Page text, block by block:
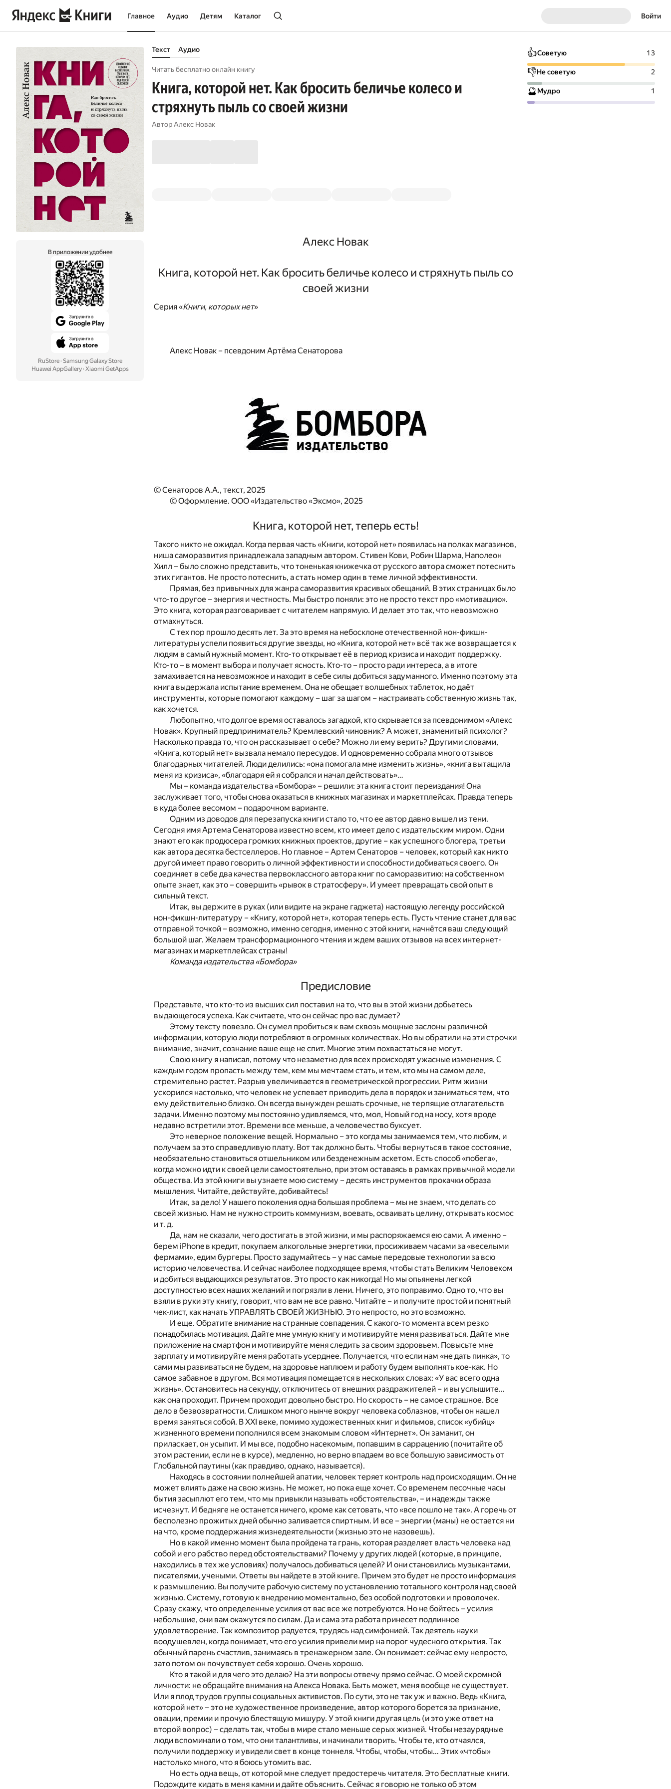
Главное Аудио Детям Каталог Войти
В приложении удобнее
RuStore· Samsung Galaxy Store
Huawei AppGallery· Xiaomi GetApps
Текст Аудио
Читать бесплатно онлайн книгу
Книга, которой нет. Как бросить беличье колесо и
стряхнуть пыль со своей жизни
АвторАлекс Новак
Алекс Новак
Книга, которой нет. Как бросить беличье колесо и стряхнуть пыль со
своей жизни
Серия «Книги, которых нет»
Алекс Новак – псевдоним Артёма Сенаторова
© Сенаторов А.А., текст, 2025
© Оформление. ООО «Издательство «Эксмо», 2025
Книга, которой нет, теперь есть!
Такого никто не ожидал. Когда первая часть «Книги, которой нет» появилась на полках магазинов,
ниша саморазвития принадлежала западным автором. Стивен Кови, Робин Шарма, Наполеон
Хилл – было сложно представить, что тоненькая книжечка от русского автора сможет потеснить
этих гигантов. Не просто потеснить, а стать номер один в теме личной эффективности.
Прямая, без привычных для жанра саморазвития красивых обещаний. В этих страницах было
что-то другое – энергия и честность. Мы быстро поняли: это не просто текст про «мотивацию».
Это книга, которая разговаривает с читателем напрямую. И делает это так, что невозможно
отмахнуться.
С тех пор прошло десять лет. За это время на небосклоне отечественной нон-фикшн-
литературы успели появиться другие звезды, но «Книга, которой нет» всё так же возвращается к
людям в самый нужный момент. Кто-то открывает её в период кризиса и находит поддержку.
Кто-то – в момент выбора и получает ясность. Кто-то – просто ради интереса, а в итоге
замахивается на невозможное и находит в себе силы добиться задуманного. Именно поэтому эта
книга выдержала испытание временем. Она не обещает волшебных таблеток, но даёт
инструменты, которые помогают каждому – шаг за шагом – настраивать собственную жизнь так,
как хочется.
Любопытно, что долгое время оставалось загадкой, кто скрывается за псевдонимом «Алекс
Новак». Крупный предприниматель? Кремлевский чиновник? А может, знаменитый психолог?
Насколько правда то, что он рассказывает о себе? Можно ли ему верить? Другими словами,
«Книга, который нет» вызвала немало пересудов. И одновременно собрала много отзывов
благодарных читателей. Люди делились: «она помогала мне изменить жизнь», «книга вытащила
меня из кризиса», «благодаря ей я собрался и начал действовать»…
Мы – команда издательства «Бомбора» – решили: эта книга стоит переиздания! Она
заслуживает того, чтобы снова оказаться в книжных магазинах и маркетплейсах. Правда теперь
в куда более весомом – подарочном варианте.
Одним из доводов для перезапуска книги стало то, что ее автор давно вышел из тени.
Сегодня имя Артема Сенаторова известно всем, кто имеет дело с издательским миром. Одни
знают его как продюсера громких книжных проектов, другие – как успешного блогера, третьи
как автора десятка бестселлеров. Но главное – Артем Сенаторов – человек, который как никто
другой имеет право говорить о личной эффективности и способности добиваться своего. Он
соединяет в себе два качества первоклассного автора книг по саморазвитию: на собственном
опыте знает, как это – совершить «рывок в стратосферу». И умеет превращать свой опыт в
сильный текст.
Итак, вы держите в руках (или видите на экране гаджета) настоящую легенду российской
нон-фикшн-литературу – «Книгу, которой нет», которая теперь есть. Пусть чтение станет для вас
отправной точкой – возможно, именно сегодня, именно с этой книги, начнётся ваш следующий
большой шаг. Желаем трансформационного чтения и ждем ваших отзывов на всех интернет-
магазинах и маркетплейсах страны!
Команда издательства «Бомбора»
Предисловие
Представьте, что кто-то из высших сил поставил на то, что вы в этой жизни добьетесь
выдающегося успеха. Как считаете, что он сейчас про вас думает?
Этому тексту повезло. Он сумел пробиться к вам сквозь мощные заслоны различной
информации, которую люди потребляют в огромных количествах. Но вы обратили на эти строчки
внимание, значит, сознание ваше еще не спит. Многие этим похвастаться не могут.
Свою книгу я написал, потому что незаметно для всех происходят ужасные изменения. С
каждым годом пропасть между тем, кем мы мечтаем стать, и тем, кто мы на самом деле,
стремительно растет. Разрыв увеличивается в геометрической прогрессии. Ритм жизни
ускорился настолько, что человек не успевает приводить дела в порядок и заниматься тем, что
ему действительно близко. Он всегда вынужден решать срочные, не терпящие отлагательств
задачи. Именно поэтому мы постоянно удивляемся, что, мол, Новый год на носу, хотя вроде
недавно встретили этот. Времени все меньше, а человечество буксует.
Это неверное положение вещей. Нормально – это когда мы занимаемся тем, что любим, и
получаем за это справедливую плату. Вот так должно быть. Чтобы вернуться в такое состояние,
необязательно становиться отшельником или безденежным аскетом. Есть способ «побега»,
когда можно идти к своей цели самостоятельно, при этом оставаясь в рамках привычной модели
общества. Из этой книги вы узнаете мою систему – десять инструментов прокачки образа
мышления. Читайте, действуйте, добивайтесь!
Итак, за дело! У нашего поколения одна большая проблема – мы не знаем, что делать со
своей жизнью. Нам не нужно строить коммунизм, воевать, осваивать целину, открывать космос
и т. д.
Да, нам не сказали, чего достигать в этой жизни, и мы распоряжаемся ею сами. А именно –
берем iPhone в кредит, покупаем алкогольные энергетики, просиживаем часами за «веселыми
фермами», едим бургеры. Просто задумайтесь – у нас самые передовые технологии за всю
историю человечества. И сейчас наиболее подходящее время, чтобы стать Великим Человеком
и добиться выдающихся результатов. Это просто как никогда! Но мы опьянены легкой
доступностью всех наших желаний и погрязли в лени. Ничего, это поправимо. Одно то, что вы
взяли в руки эту книгу, говорит, что вам не все равно. Читайте – и получите простой и понятный
чек-лист, как начать УПРАВЛЯТЬ СВОЕЙ ЖИЗНЬЮ. Это непросто, но это возможно.
И еще. Обратите внимание на странные совпадения. С какого-то момента всем резко
понадобилась мотивация. Дайте мне умную книгу и мотивируйте меня развиваться. Дайте мне
приложение на смартфон и мотивируйте меня следить за своим здоровьем. Повысьте мне
зарплату и мотивируйте меня работать усерднее. Получается, что если нам «не дать пинка», то
сами мы развиваться не будем, на здоровье наплюем и работу будем выполнять кое-как. Но
самое забавное в другом. Вся мотивация помещается в нескольких словах: «У вас всего одна
жизнь». Остановитесь на секунду, отключитесь от внешних раздражителей – и вы услышите…
как она проходит. Причем проходит довольно быстро. Но скорость – не самое страшное. Все
дело в безвозвратности. Слишком много нынче вокруг человека соблазнов, чтобы он нашел
время заняться собой. В XXI веке, помимо художественных книг и фильмов, список «убийц»
жизненного времени пополнился всем знакомым словом «Интернет». Он заманит, он
приласкает, он усыпит. И мы все, подобно насекомым, попавшим в саррацению (почитайте об
этом растении, если не в курсе), медленно, но верно впадаем во все большую зависимость от
Глобальной паутины (как правдиво, однако, называется).
Находясь в состоянии полнейшей апатии, человек теряет контроль над происходящим. Он не
может влиять даже на свою жизнь. Не может, но пока еще хочет. Со временем песочные часы
бытия засыплют его тем, что мы привыкли называть «обстоятельства», – и надежды также
исчезнут. И бедняге не останется ничего, кроме как сетовать, что «все пошло не так». А горечь от
бесполезно прожитых дней обычно заливается спиртным. И все – энергии (маны) не остается ни
на что, кроме поддержания жизнедеятельности (жизнью это не назовешь).
Но в какой именно момент была пройдена та грань, которая разделяет власть человека над
собой и его рабство перед обстоятельствами? Почему у других людей (которые, в принципе,
находились в тех же условиях) получалось добиваться целей? И они становились музыкантами,
писателями, учеными. Ответы вы найдете в этой книге. Причем это будет не просто информация
к размышлению. Вы получите рабочую систему по установлению тотального контроля над своей
жизнью. Систему, готовую к внедрению моментально, без особой подготовки и проволочек.
Сразу скажу, что определенные усилия от вас все же потребуются. Но не бойтесь – усилия
небольшие, они вам окажутся по силам. Да и сама эта работа принесет подлинное
удовлетворение. Так композитор радуется, трудясь над симфонией. Так деятель науки
воодушевлен, когда понимает, что его усилия привели мир на порог чудесного открытия. Так
обычный парень счастлив, занимаясь в тренажерном зале. Он понимает: сейчас ему непросто,
зато потом он почувствует себя хорошо. Очень хорошо.
Кто я такой и для чего это делаю? На эти вопросы отвечу прямо сейчас. О моей скромной
личности: не обращайте внимания на Алекса Новака. Быть может, меня вообще не существует.
Или я плод трудов группы социальных активистов. По сути, это не так уж и важно. Ведь «Книга,
которой нет» – это не художественное произведение, автор которого борется за признание,
овации, премии и прочую блестящую мишуру. У этой книги другая цель (и это уже ответ на
второй вопрос) – сделать так, чтобы в мире стало меньше серых жизней. Чтобы незаурядные
люди вспоминали о том, что они талантливы, и начинали творить. Чтобы те, кто отчаялся,
получили поддержку и увидели свет в конце тоннеля. Чтобы, чтобы, чтобы… Этих «чтобы»
настолько много, что я боюсь утомить вас.
Но есть одна вещь, от которой мне следует предостеречь читателя. Это бесплатные книги.
Подождите кидать в меня камни и дайте объяснить. Сейчас я говорю не только об этом
👍Советую 13
👎Не советую 2
🔮Мудро 1